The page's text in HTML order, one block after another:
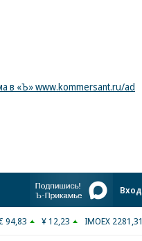
в «Ъ» www.kommersant.ru/ad
Вход
94,83 ¥ 12,23 IMOEX 2281,31